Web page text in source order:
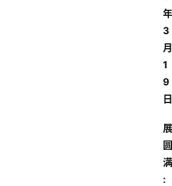
年
3
月
1
9
日
展
圆
满
: